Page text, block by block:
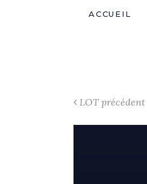
ACCUEIL
LOT précédent